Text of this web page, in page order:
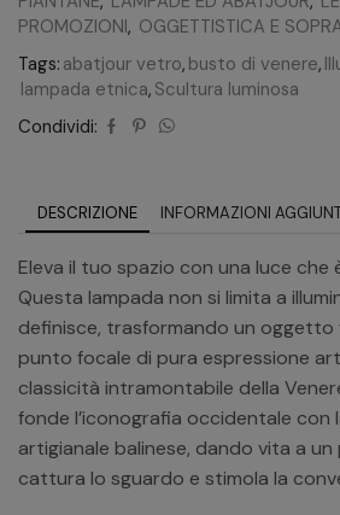
PROMOZIONI, OGGETTISTICA E
Tags: abatjour vetro, busto di venere,
lampada etnica, Scultura luminosa
Condividi:
DESCRIZIONE INFORMAZIONI
Eleva il tuo spazio con una luce che
Questa lampada non si limita a
definisce, trasformando un oggetto
punto focale di pura espressione
classicità intramontabile della
fonde l’iconografia occidentale con
artigianale balinese, dando vita a
cattura lo sguardo e stimola la